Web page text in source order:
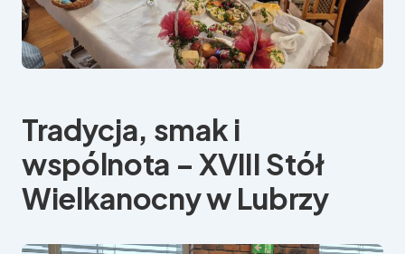
Tradycja, smak i
wspólnota – XVIII Stół
Wielkanocny w Lubrzy